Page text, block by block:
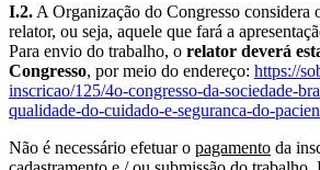
I.2. A Organização do Congresso considera
relator, ou seja, aquele que fará a
Para envio do trabalho, o relator deverá
Congresso, por meio do endereço: https://
inscricao/125/4o-congresso-da-sociedade-
qualidade-do-cuidado-e-seguranca-do-
Não é necessário efetuar o pagamento da